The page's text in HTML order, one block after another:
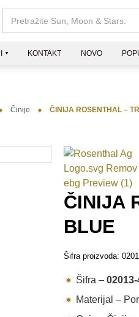
KONTAKT NOVO
Činije ČINIJA ROSENTHAL –
ČINIJA
BLUE
Šifra proizvoda:
Šifra –
Materijal –